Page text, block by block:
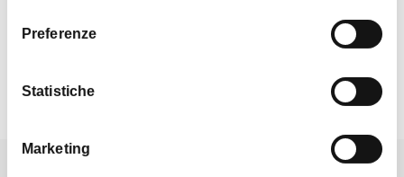
Preferenze
Statistiche
Marketing